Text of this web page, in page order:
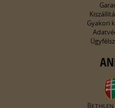
Gyakori